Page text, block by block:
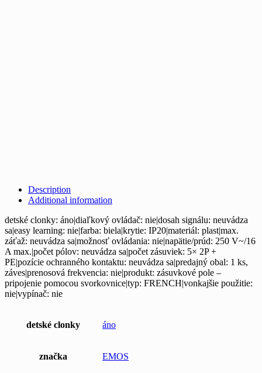
Description
Additional information
detské clonky: áno|diaľkový ovládač: nie|dosah signálu: neuvádza
sa|easy learning: nie|farba: biela|krytie: IP20|materiál: plast|max.
záťaž: neuvádza sa|možnosť ovládania: nie|napätie/prúd: 250 V~/16
A max.|počet pólov: neuvádza sa|počet zásuviek: 5× 2P +
PE|pozície ochranného kontaktu: neuvádza sa|predajný obal: 1 ks,
záves|prenosová frekvencia: nie|produkt: zásuvkové pole –
pripojenie pomocou svorkovnice|typ: FRENCH|vonkajšie použitie:
nie|vypínač: nie
detské clonky áno
značka EMOS